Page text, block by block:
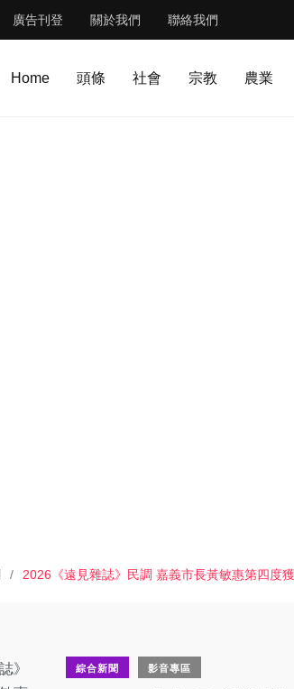
廣告刊登 關於我們 聯絡我們
Home 頭條 社會 宗教 農業
2026《遠見雜誌》民調 嘉義市長黃敏惠第四度
綜合新聞 影音專區